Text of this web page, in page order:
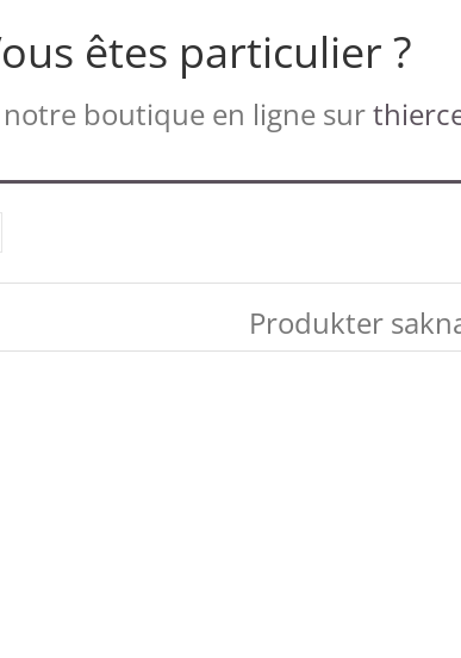
êtes particulier ?
notre boutique en ligne sur
Produkter